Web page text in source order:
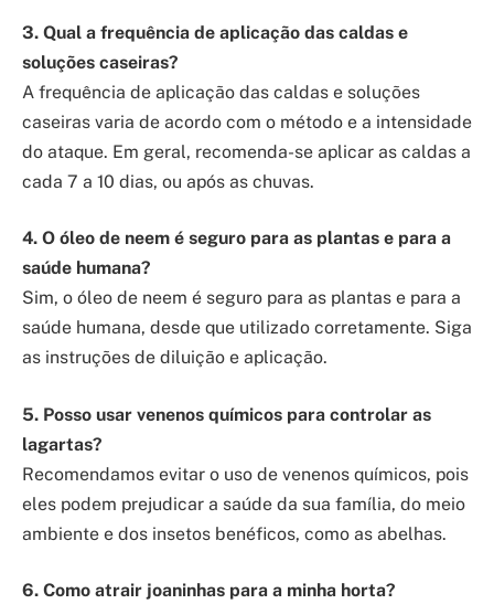
3. Qual a frequência de aplicação das caldas e
soluções caseiras?
A frequência de aplicação das caldas e soluções
caseiras varia de acordo com o método e a intensidade
do ataque. Em geral, recomenda-se aplicar as caldas a
cada 7 a 10 dias, ou após as chuvas.
4. O óleo de neem é seguro para as plantas e para a
saúde humana?
Sim, o óleo de neem é seguro para as plantas e para a
saúde humana, desde que utilizado corretamente. Siga
as instruções de diluição e aplicação.
5. Posso usar venenos químicos para controlar as
lagartas?
Recomendamos evitar o uso de venenos químicos, pois
eles podem prejudicar a saúde da sua família, do meio
ambiente e dos insetos benéficos, como as abelhas.
6. Como atrair joaninhas para a minha horta?